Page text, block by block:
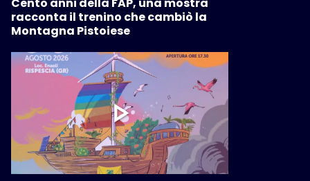
racconta il trenino che cambiò la
Montagna Pistoiese